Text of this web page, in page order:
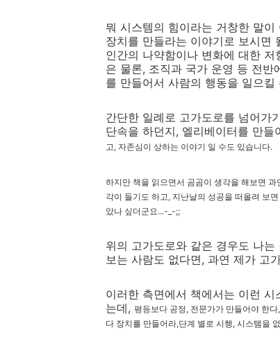
뭐 시스템의 힘이라는 거창한 말
장치를 만들라는 이야기로 보시면
인간의 나약함이나 변화에 대한
은 물론, 조직과 국가 운영 등 전반
를 만들어서 사람의 행동을 일으
간단한 일례로 고가도로를 넘어가
단속을 하던지, 엘리베이터를 만
고, 자존심이 상하는 이야기 일 수도 있습니다.
하지만 책을 읽으면서 곰곰이 생각을 해보면
각이 들기도 하고, 지난날의 성공을 떠올려 보
았나 싶더군요...-_-;;
위의 고가도로와 같은 경우도 나
보는 사람도 없다면, 과연 제가 고
이러한 측면에서 책에서는 이런
는데, 평등보다 공정, 전문가가 만들어야 한
다 장치를 만들어라,단계 별로 시행, 시스템을